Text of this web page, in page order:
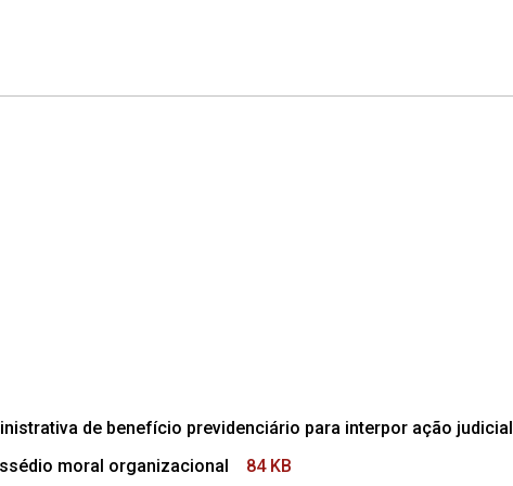
de benefício previdenciário para interpor ação judicial
moral organizacional
84 KB